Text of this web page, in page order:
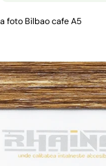
foto Bilbao cafe A5
produs